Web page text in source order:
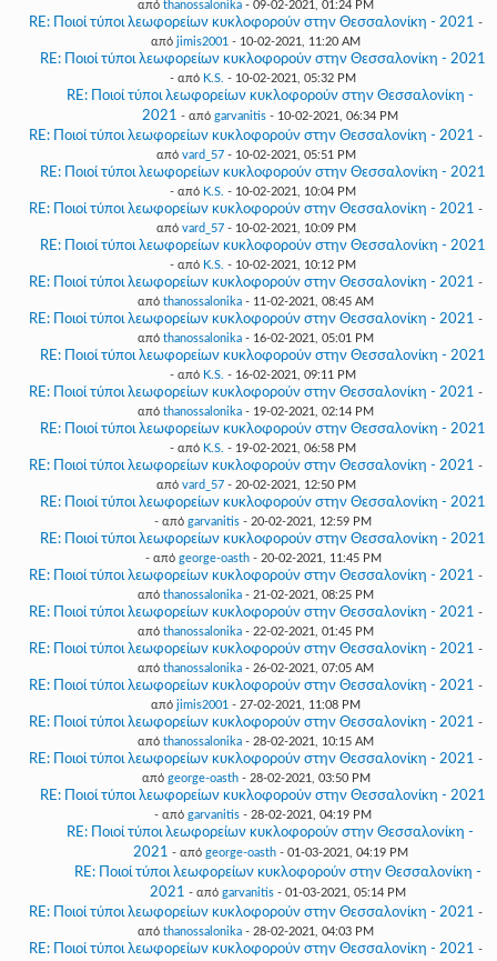
από thanossalonika - 09-02-2021, 01:24 PM
RE: Ποιοί τύποι λεωφορείων κυκλοφορούν στην Θεσσαλονίκη - 2021 -
από jimis2001 - 10-02-2021, 11:20 AM
RE: Ποιοί τύποι λεωφορείων κυκλοφορούν στην Θεσσαλονίκη - 2021
- από K.S. - 10-02-2021, 05:32 PM
RE: Ποιοί τύποι λεωφορείων κυκλοφορούν στην Θεσσαλονίκη -
2021 - από garvanitis - 10-02-2021, 06:34 PM
RE: Ποιοί τύποι λεωφορείων κυκλοφορούν στην Θεσσαλονίκη - 2021 -
από vard_57- 10-02-2021, 05:51 PM
RE: Ποιοί τύποι λεωφορείων κυκλοφορούν στην Θεσσαλονίκη - 2021
- από K.S. - 10-02-2021, 10:04 PM
RE: Ποιοί τύποι λεωφορείων κυκλοφορούν στην Θεσσαλονίκη - 2021 -
από vard_57- 10-02-2021, 10:09 PM
RE: Ποιοί τύποι λεωφορείων κυκλοφορούν στην Θεσσαλονίκη - 2021
- από K.S. - 10-02-2021, 10:12 PM
RE: Ποιοί τύποι λεωφορείων κυκλοφορούν στην Θεσσαλονίκη - 2021 -
από thanossalonika - 11-02-2021, 08:45 AM
RE: Ποιοί τύποι λεωφορείων κυκλοφορούν στην Θεσσαλονίκη - 2021 -
από thanossalonika - 16-02-2021, 05:01 PM
RE: Ποιοί τύποι λεωφορείων κυκλοφορούν στην Θεσσαλονίκη - 2021
- από K.S. - 16-02-2021, 09:11 PM
RE: Ποιοί τύποι λεωφορείων κυκλοφορούν στην Θεσσαλονίκη - 2021 -
από thanossalonika - 19-02-2021, 02:14 PM
RE: Ποιοί τύποι λεωφορείων κυκλοφορούν στην Θεσσαλονίκη - 2021
- από K.S. - 19-02-2021, 06:58 PM
RE: Ποιοί τύποι λεωφορείων κυκλοφορούν στην Θεσσαλονίκη - 2021 -
από vard_57- 20-02-2021, 12:50 PM
RE: Ποιοί τύποι λεωφορείων κυκλοφορούν στην Θεσσαλονίκη - 2021
- από garvanitis - 20-02-2021, 12:59 PM
RE: Ποιοί τύποι λεωφορείων κυκλοφορούν στην Θεσσαλονίκη - 2021
- από george-oasth- 20-02-2021, 11:45 PM
RE: Ποιοί τύποι λεωφορείων κυκλοφορούν στην Θεσσαλονίκη - 2021 -
από thanossalonika - 21-02-2021, 08:25 PM
RE: Ποιοί τύποι λεωφορείων κυκλοφορούν στην Θεσσαλονίκη - 2021 -
από thanossalonika - 22-02-2021, 01:45 PM
RE: Ποιοί τύποι λεωφορείων κυκλοφορούν στην Θεσσαλονίκη - 2021 -
από thanossalonika - 26-02-2021, 07:05 AM
RE: Ποιοί τύποι λεωφορείων κυκλοφορούν στην Θεσσαλονίκη - 2021 -
από jimis2001 - 27-02-2021, 11:08 PM
RE: Ποιοί τύποι λεωφορείων κυκλοφορούν στην Θεσσαλονίκη - 2021 -
από thanossalonika - 28-02-2021, 10:15 AM
RE: Ποιοί τύποι λεωφορείων κυκλοφορούν στην Θεσσαλονίκη - 2021 -
από george-oasth- 28-02-2021, 03:50 PM
RE: Ποιοί τύποι λεωφορείων κυκλοφορούν στην Θεσσαλονίκη - 2021
- από garvanitis - 28-02-2021, 04:19 PM
RE: Ποιοί τύποι λεωφορείων κυκλοφορούν στην Θεσσαλονίκη -
2021 - από george-oasth- 01-03-2021, 04:19 PM
RE: Ποιοί τύποι λεωφορείων κυκλοφορούν στην Θεσσαλονίκη -
2021 - από garvanitis- 01-03-2021, 05:14 PM
RE: Ποιοί τύποι λεωφορείων κυκλοφορούν στην Θεσσαλονίκη - 2021 -
από thanossalonika - 28-02-2021, 04:03 PM
RE: Ποιοί τύποι λεωφορείων κυκλοφορούν στην Θεσσαλονίκη - 2021 -